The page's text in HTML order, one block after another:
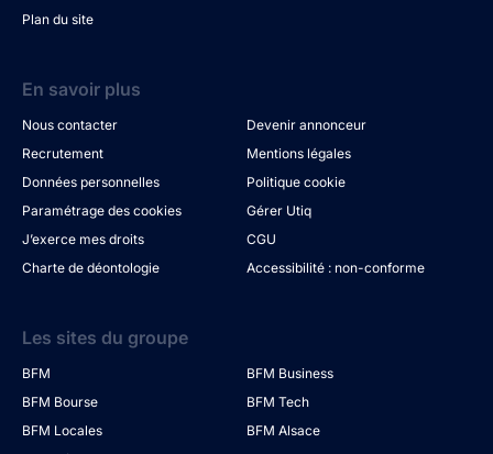
Plan du site
En savoir plus
Nous contacter
Devenir annonceur
Recrutement
Mentions légales
Données personnelles
Politique cookie
Paramétrage des cookies
Gérer Utiq
J’exerce mes droits
CGU
Charte de déontologie
Accessibilité : non-conforme
Les sites du groupe
BFM
BFM Business
BFM Bourse
BFM Tech
BFM Locales
BFM Alsace